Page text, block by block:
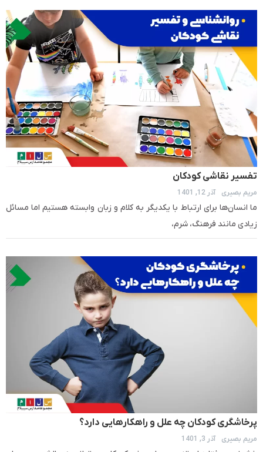
تفسیر نقاشی کودکان
مریم بصیری آذر 12, 1401
ما انسان‌ها برای ارتباط با یکدیگر به کلام و زبان وابسته هستیم اما مسائل
زیادی مانند فرهنگ، شرم،
پرخاشگری کودکان چه علل و راهکارهایی دارد؟
مریم بصیری آذر 3, 1401